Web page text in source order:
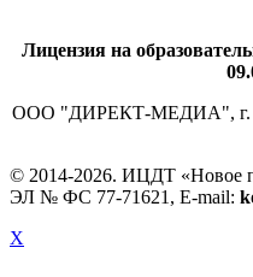
Лицензия на
ООО "ДИРЕКТ-МЕДИА", г.
© 2014-2026. ИЦДТ «Новое
ЭЛ № ФС 77-71621, E-mail:
X